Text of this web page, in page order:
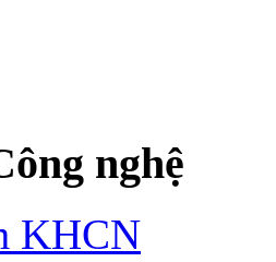
nghệ
KHCN